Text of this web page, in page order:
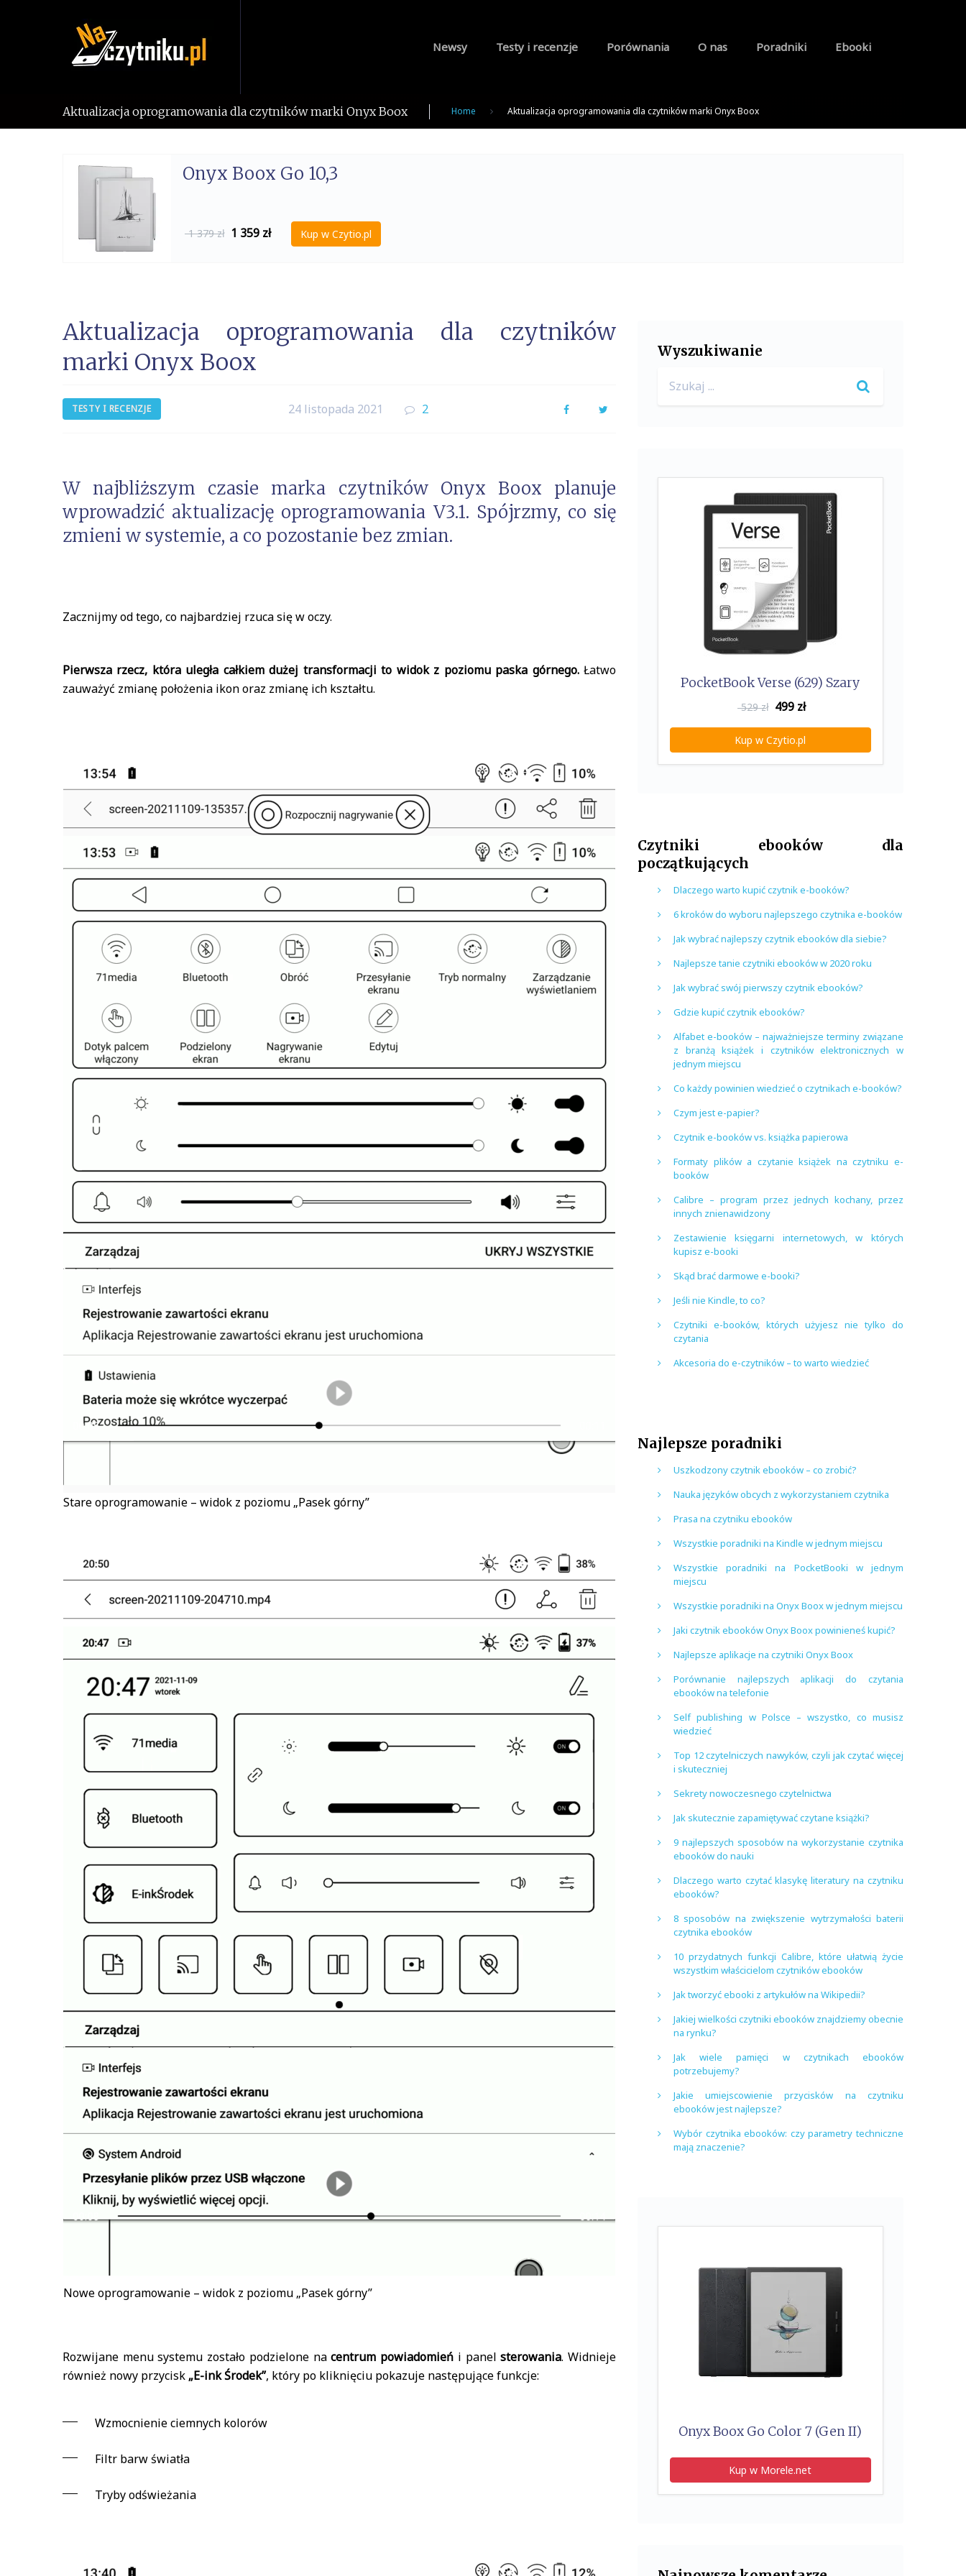
Newsy Testy i recenzje Porównania O nas Poradniki Ebooki
Aktualizacja oprogramowania dla czytników marki Onyx Boox Home Aktualizacja oprogramowania dla czytników marki Onyx Boox
Onyx Boox Go 10,3
1 379 zł 1 359 zł Kup w Czytio.pl
Aktualizacja oprogramowania dla czytników
marki Onyx Boox
TESTY I RECENZJE 24 listopada 2021 2 Facebook
W najbliższym czasie marka czytników Onyx Boox planuje
wprowadzić aktualizację oprogramowania V3.1. Spójrzmy, co się
zmieni w systemie, a co pozostanie bez zmian.
Zacznijmy od tego, co najbardziej rzuca się w oczy.
Pierwsza rzecz, która uległa całkiem dużej transformacji to widok z poziomu paska górnego.Łatwo
zauważyć zmianę położenia ikon oraz zmianę ich kształtu.
Stare oprogramowanie – widok z poziomu „Pasek górny”
Nowe oprogramowanie – widok z poziomu „Pasek górny”
Rozwijane menu systemu zostało podzielone nacentrum powiadomień i panelsterowania. Widnieje
również nowy przycisk „E-ink Środek”, który po kliknięciu pokazuje następujące funkcje:
Wzmocnienie ciemnych kolorów
Filtr barw światła
Tryby odświeżania
Wyszukiwanie
for:
PocketBook Verse (629) Szary
529 zł 499zł
Kup w Czytio.pl
Czytniki ebooków dla
początkujących
Dlaczego warto kupić czytnik e-booków?
6 kroków do wyboru najlepszego czytnika e-booków
Jak wybrać najlepszy czytnik ebooków dla siebie?
Najlepsze tanie czytniki ebooków w 2020 roku
Jak wybrać swój pierwszy czytnik ebooków?
Gdzie kupić czytnik ebooków?
Alfabet e-booków – najważniejsze terminy związane
z branżą książek i czytników elektronicznych w
jednym miejscu
Co każdy powinien wiedzieć o czytnikach e-booków?
Czym jest e-papier?
Czytnik e-booków vs. książka papierowa
Formaty plików a czytanie książek na czytniku e-
booków
Calibre – program przez jednych kochany, przez
innych znienawidzony
Zestawienie księgarni internetowych, w których
kupisz e-booki
Skąd brać darmowe e-booki?
Jeśli nie Kindle, to co?
Czytniki e-booków, których użyjesz nie tylko do
czytania
Akcesoria do e-czytników – to warto wiedzieć
Najlepsze poradniki
Uszkodzony czytnik ebooków – co zrobić?
Nauka języków obcych z wykorzystaniem czytnika
Prasa na czytniku ebooków
Wszystkie poradniki na Kindle w jednym miejscu
Wszystkie poradniki na PocketBooki w jednym
miejscu
Wszystkie poradniki na Onyx Boox w jednym miejscu
Jaki czytnik ebooków Onyx Boox powinieneś kupić?
Najlepsze aplikacje na czytniki Onyx Boox
Porównanie najlepszych aplikacji do czytania
ebooków na telefonie
Self publishing w Polsce – wszystko, co musisz
wiedzieć
Top 12 czytelniczych nawyków, czyli jak czytać więcej
i skuteczniej
Sekrety nowoczesnego czytelnictwa
Jak skutecznie zapamiętywać czytane książki?
9 najlepszych sposobów na wykorzystanie czytnika
ebooków do nauki
Dlaczego warto czytać klasykę literatury na czytniku
ebooków?
8 sposobów na zwiększenie wytrzymałości baterii
czytnika ebooków
10 przydatnych funkcji Calibre, które ułatwią życie
wszystkim właścicielom czytników ebooków
Jak tworzyć ebooki z artykułów na Wikipedii?
Jakiej wielkości czytniki ebooków znajdziemy obecnie
na rynku?
Jak wiele pamięci w czytnikach ebooków
potrzebujemy?
Jakie umiejscowienie przycisków na czytniku
ebooków jest najlepsze?
Wybór czytnika ebooków: czy parametry techniczne
mają znaczenie?
Onyx Boox Go Color 7 (Gen II)
Kup w Morele.net